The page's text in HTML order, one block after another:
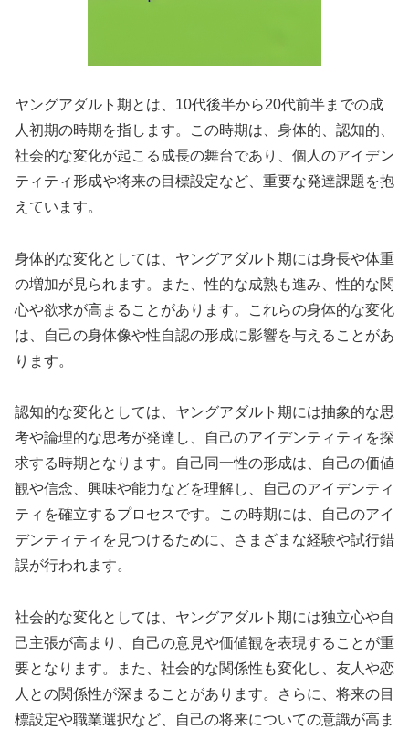
ヤングアダルト期とは、10代後半から20代前半までの成
人初期の時期を指します。この時期は、身体的、認知的、
社会的な変化が起こる成長の舞台であり、個人のアイデン
ティティ形成や将来の目標設定など、重要な発達課題を抱
えています。
身体的な変化としては、ヤングアダルト期には身長や体重
の増加が見られます。また、性的な成熟も進み、性的な関
心や欲求が高まることがあります。これらの身体的な変化
は、自己の身体像や性自認の形成に影響を与えることがあ
ります。
認知的な変化としては、ヤングアダルト期には抽象的な思
考や論理的な思考が発達し、自己のアイデンティティを探
求する時期となります。自己同一性の形成は、自己の価値
観や信念、興味や能力などを理解し、自己のアイデンティ
ティを確立するプロセスです。この時期には、自己のアイ
デンティティを見つけるために、さまざまな経験や試行錯
誤が行われます。
社会的な変化としては、ヤングアダルト期には独立心や自
己主張が高まり、自己の意見や価値観を表現することが重
要となります。また、社会的な関係性も変化し、友人や恋
人との関係性が深まることがあります。さらに、将来の目
標設定や職業選択など、自己の将来についての意識が高ま